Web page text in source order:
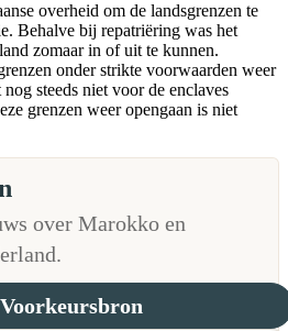
overheid om de landsgrenzen te
Behalve bij repatriëring was het
zomaar in of uit te kunnen.
onder strikte voorwaarden weer
steeds niet voor de enclaves
grenzen weer opengaan is niet
over Marokko en
Voorkeursbron